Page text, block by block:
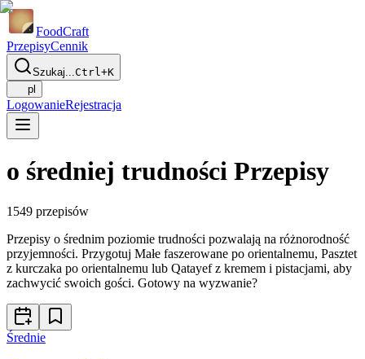
FoodCraft
PrzepisyCennik
Szukaj...Ctrl+K
pl
LogowanieRejestracja
o średniej trudności Przepisy
1549 przepisów
Przepisy o średnim poziomie trudności pozwalają na różnorodność
przyjemności. Przygotuj Małe faszerowane po orientalnemu, Pasztet
z kurczaka po orientalnemu lub Qatayef z kremem i pistacjami, aby
zachwycić swoich gości. Gotowy na wyzwanie?
Średnie